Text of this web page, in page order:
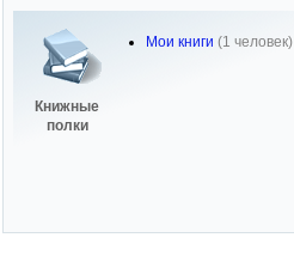
Книжные
полки
Мои книги (1 человек)